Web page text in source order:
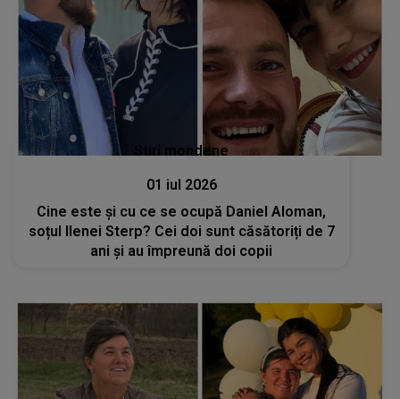
Stiri mondene
01 iul 2026
Cine este și cu ce se ocupă Daniel Aloman,
soțul Ilenei Sterp? Cei doi sunt căsătoriți de 7
ani și au împreună doi copii